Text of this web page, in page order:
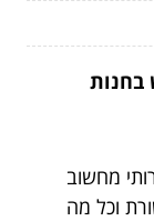
בחנות
מחשוב
וכל מה